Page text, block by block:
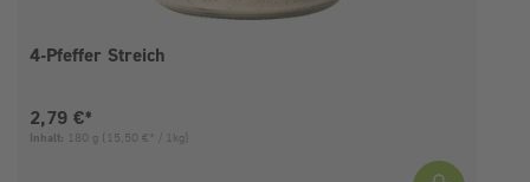
4-Pfeffer Streich
Aktueller Preis:
2,79 €*
Inhalt: 180 g (15,50 €* / 1kg)